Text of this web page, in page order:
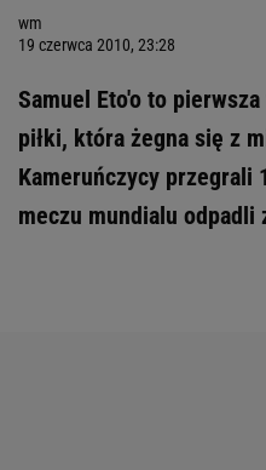
wm
19 czerwca 2010, 23:28
Samuel Eto'o to
piłki, która żegna się z
Kameruńczycy przegrali
meczu mundialu